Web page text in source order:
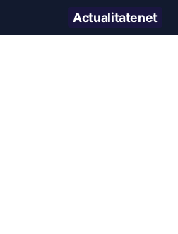
Actualitatenet